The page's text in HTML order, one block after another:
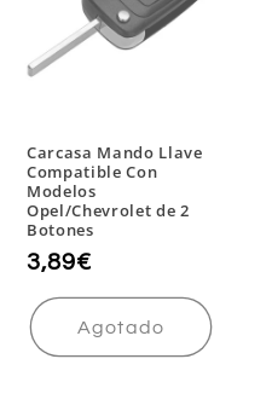
Carcasa Mando Llave
Compatible Con
Modelos
Opel/Chevrolet de 2
Botones
Precio
habitual
3,89€
Agotado